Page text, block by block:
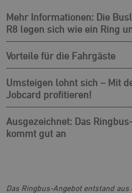
Mehr Informationen: Die
R8 legen sich wie ein Ring
Vorteile für die Fahrgäste
Umsteigen lohnt sich – Mit
Jobcard profitieren!
Ausgezeichnet: Das
kommt gut an
Das Ringbus-Angebot entstand